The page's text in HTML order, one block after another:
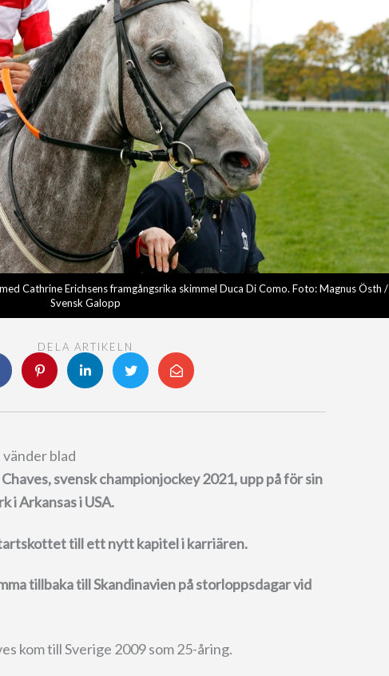
Cathrine Erichsens framgångsrika skimmel Duca Di Como. Foto: Magnus Östh /
Svensk Galopp
DELA ARTIKELN
blad
svensk championjockey 2021, upp på för sin
i Arkansas i USA.
till ett nytt kapitel i karriären.
tillbaka till Skandinavien på storloppsdagar vid
kom till Sverige 2009 som 25-åring.